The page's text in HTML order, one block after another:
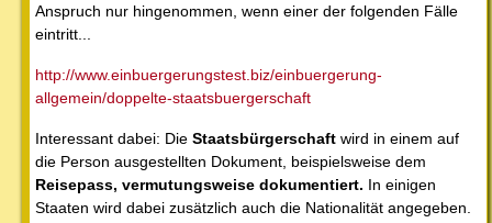
Anspruch nur hingenommen, wenn einer der folgenden Fälle
eintritt...
http://www.einbuergerungstest.biz/einbuergerung-
allgemein/doppelte-staatsbuergerschaft
Interessant dabei: Die Staatsbürgerschaft wird in einem auf
die Person ausgestellten Dokument, beispielsweise dem
Reisepass, vermutungsweise dokumentiert. In einigen
Staaten wird dabei zusätzlich auch die Nationalität angegeben.